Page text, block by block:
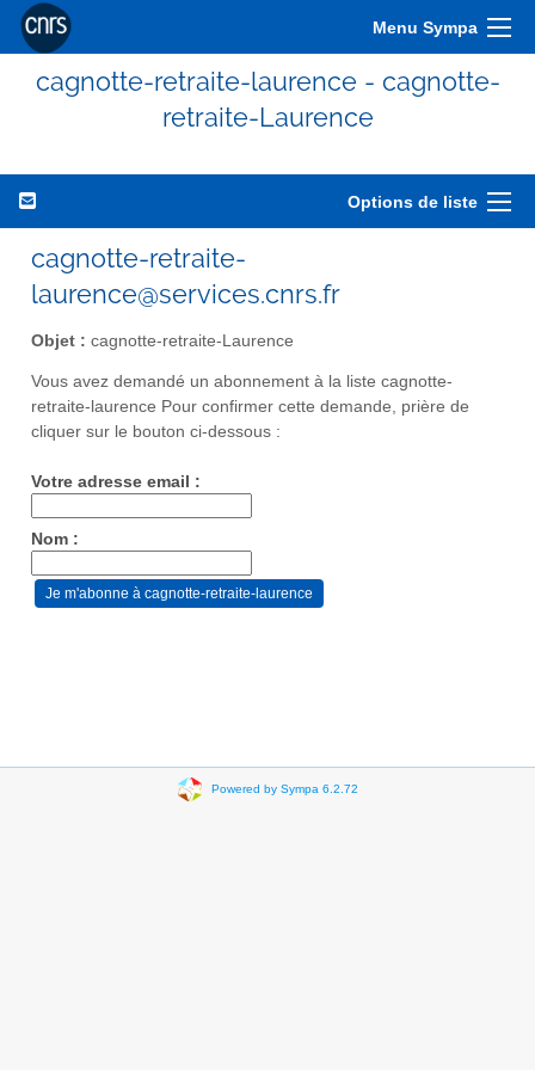
Menu Sympa
cagnotte-retraite-laurence - cagnotte-
retraite-Laurence
Options de liste
cagnotte-retraite-
laurence@services.cnrs.fr
Objet : cagnotte-retraite-Laurence
Vous avez demandé un abonnement à la liste cagnotte-
retraite-laurence Pour confirmer cette demande, prière de
cliquer sur le bouton ci-dessous :
Votre adresse email :
Nom :
Powered by Sympa 6.2.72